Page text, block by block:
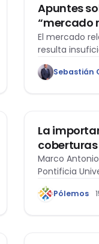
Apuntes
“mercado
las
El mercado
resulta
debe
La
Marco
Pontificia
estudios…
Pólemos